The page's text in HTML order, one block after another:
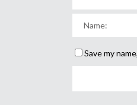
Save my